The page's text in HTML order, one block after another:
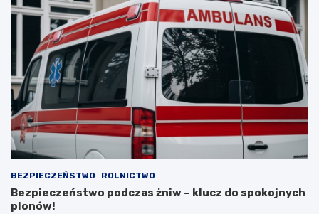
i
i
z
ą
c
n
a
d
o
t
a
c
BEZPIECZEŃSTWO ROLNICTWO
Bezpieczeństwo podczas żniw – klucz do spokojnych
plonów!